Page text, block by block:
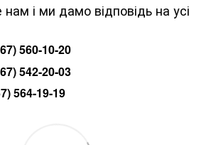
і ми дамо відповідь на усі
560-10-20
542-20-03
564-19-19